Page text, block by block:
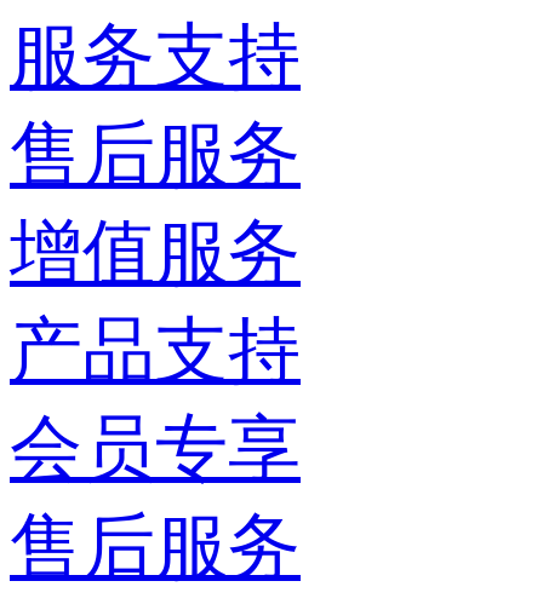
服务支持
售后服务
增值服务
产品支持
会员专享
售后服务